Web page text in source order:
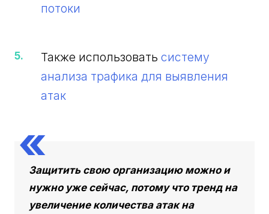
потоки
Также использовать систему
анализа трафика для выявления
атак
Защитить свою организацию можно и
нужно уже сейчас, потому что тренд на
увеличение количества атак на